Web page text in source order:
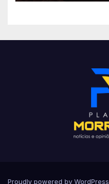
Proudly powered by WordPress